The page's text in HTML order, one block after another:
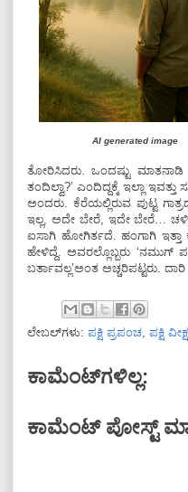
AI generated image
ತೋರಿಸಿದರು. ಒಂದಷ್ಟು
ತಂದಿಲ್ವಾ?’ ಎಂದಿದ್ದಕ್ಕೆ ಇಲ್ಲಾ
ಅಂದರು. ಕೆರೆಯಲ್ಲಿರುವ ಪುಟ್ಟ
ಇಲ್ಲ, ಅದೇ ಬೇರೆ, ಇದೇ ಬೇರೆ…
ಐಸಾಗಿ ಹೋಗಿರ್ತದೆ. ಹಂಗಾಗಿ ಇತ್ತಾ
ಹೇಳಿದ್ದೆ. ಅವರಲ್ಲೊಬ್ಬರು
ಬರ್ತಾವಲ್ಲ’ಅಂತ ಅಚ್ಚರಿಪಟ್ಟರು.
ಲೇಬಲ್‌ಗಳು: ಪಕ್ಷಿ ಪ್ರಪಂಚ, ಪಕ್ಷಿ
ಕಾಮೆಂಟ್‌ಗಳಿಲ್ಲ:
ಕಾಮೆಂಟ್‌‌ ಪೋಸ್ಟ್‌